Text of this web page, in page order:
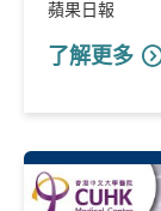
蘋果日報
了解更多